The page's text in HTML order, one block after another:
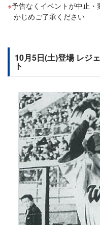
予告なくイベントが中止
かじめご了承ください
10月5日(土)登場 レジ
ト